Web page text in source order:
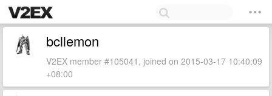
bcllemon
V2EX member #105041, joined on 2015-03-17 10:40:09
+08:00